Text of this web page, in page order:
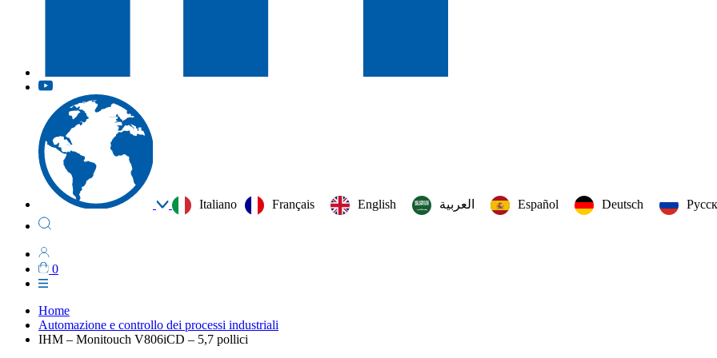
Italiano Français English العربية‏ Español Deutsch
0
Home
Automazione e controllo dei processi industriali
IHM – Monitouch V806iCD – 5,7 pollici